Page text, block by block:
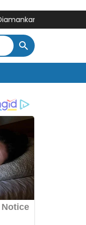
Polisi, Sabu 0,17